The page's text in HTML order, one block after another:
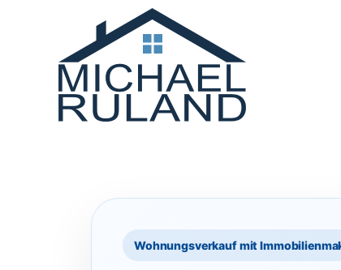
Wohnungsverkauf mit